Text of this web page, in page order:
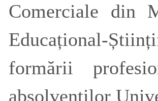
Comerciale din
Educațional-
formării
absolvenților